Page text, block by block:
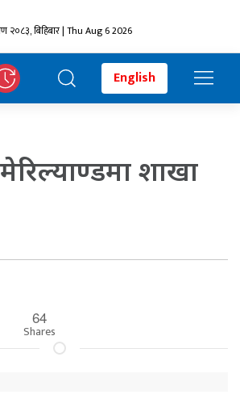
२०८३, बिहिबार | Thu Aug 6 2026
English
शाखा
64
Shares